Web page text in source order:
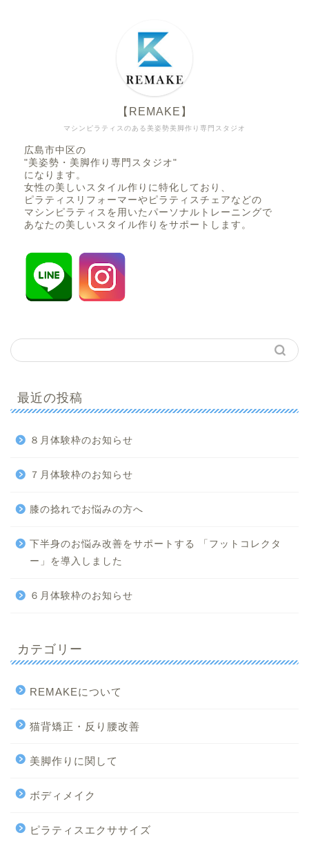
マシンピラティスのある美姿勢美脚作り専門スタジオ
【REMAKE】
広島市中区の
"美姿勢・美脚作り専門スタジオ"
になります。
女性の美しいスタイル作りに特化しており、
ピラティスリフォーマーやピラティスチェアなどの
マシンピラティスを用いたパーソナルトレーニングで
あなたの美しいスタイル作りをサポートします。
最近の投稿
８月体験枠のお知らせ
７月体験枠のお知らせ
膝の捻れでお悩みの方へ
下半身のお悩み改善をサポートする 「フットコレクタ
ー」を導入しました
６月体験枠のお知らせ
カテゴリー
REMAKEについて
猫背矯正・反り腰改善
美脚作りに関して
ボディメイク
ピラティスエクササイズ